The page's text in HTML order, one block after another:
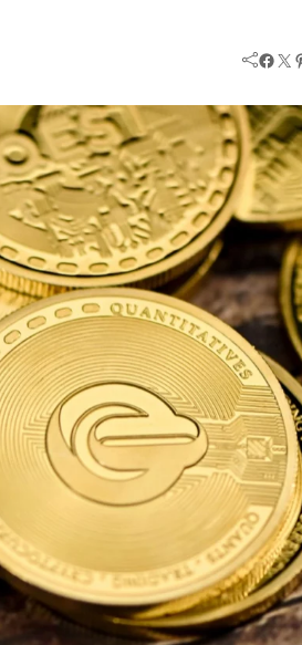
Facebook Twitter Pinterest